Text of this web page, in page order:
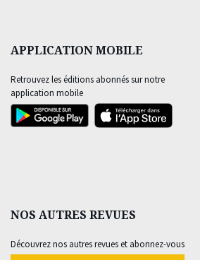
APPLICATION MOBILE
Retrouvez les éditions abonnés sur notre
application mobile
NOS AUTRES REVUES
Découvrez nos autres revues et abonnez-vous